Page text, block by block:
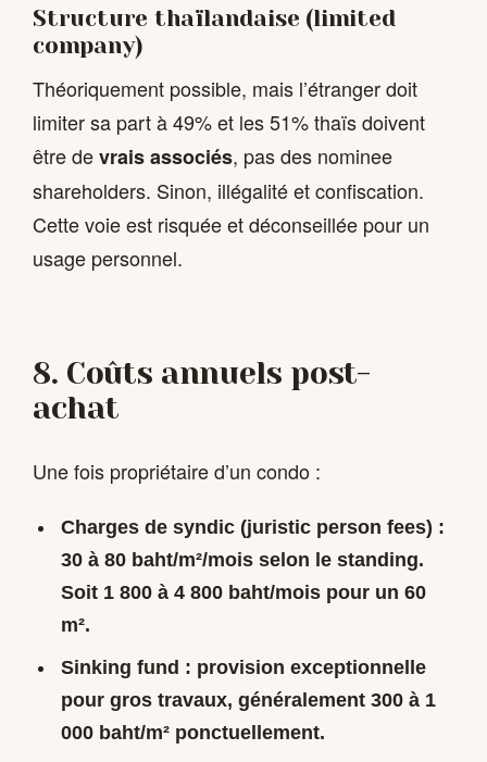
Structure thaïlandaise (limited
company)
Théoriquement possible, mais l’étranger doit
limiter sa part à 49% et les 51% thaïs doivent
être devrais associés, pas des nominee
shareholders. Sinon, illégalité et confiscation.
Cette voie est risquée et déconseillée pour un
usage personnel.
8. Coûts annuels post-
achat
Une fois propriétaire d’un condo :
Charges de syndic (juristic person fees) :
30 à 80 baht/m²/mois selon le standing.
Soit 1 800 à 4 800 baht/mois pour un 60
m².
Sinking fund : provision exceptionnelle
pour gros travaux, généralement 300 à 1
000 baht/m² ponctuellement.